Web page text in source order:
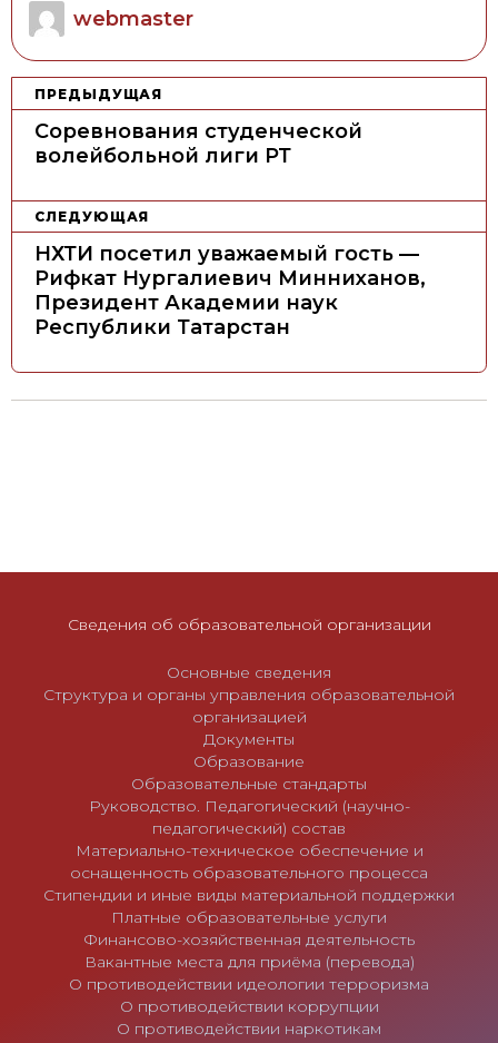
Author
webmaster
Н
п
о
ПРЕДЫДУЩАЯ
Соревнования студенческой
волейбольной лиги РТ
СЛЕДУЮЩАЯ
НХТИ посетил уважаемый гость —
Рифкат Нургалиевич Минниханов,
Президент Академии наук
Республики Татарстан
Сведения об образовательной организации
Основные сведения
Структура и органы управления образовательной
организацией
Документы
Образование
Образовательные стандарты
Руководство. Педагогический (научно-
педагогический) состав
Материально-техническое обеспечение и
оснащенность образовательного процесса
Стипендии и иные виды материальной поддержки
Платные образовательные услуги
Финансово-хозяйственная деятельность
Вакантные места для приёма (перевода)
О противодействии идеологии терроризма
О противодействии коррупции
О противодействии наркотикам